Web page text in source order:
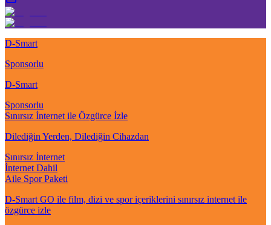
D-Smart
Sponsorlu
D-Smart
Sponsorlu
Sınırsız İnternet ile Özgürce İzle
Dilediğin Yerden, Dilediğin Cihazdan
Sınırsız İnternet
İnternet Dahil
Aile Spor Paketi
D-Smart GO ile film, dizi ve spor içeriklerini sınırsız internet ile
özgürce izle